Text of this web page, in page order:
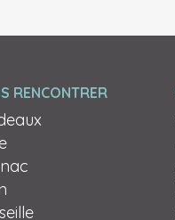
RENCONTRER